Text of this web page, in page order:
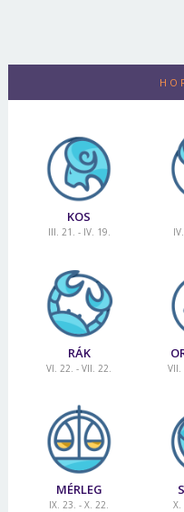
KOS
III. 21. - IV. 19.
RÁK
VI. 22. - VII. 22. VII.
MÉRLEG
IX. 23. - X. 22. X.